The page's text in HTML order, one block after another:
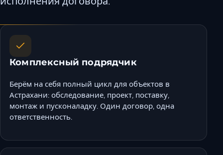
Новороссийск
Пятигорск
Комплексный подрядчик
Берём на себя полный цикл для объектов в
Астрахани: обследование, проект, поставку,
монтаж и пусконаладку. Один договор, одна
ответственность.